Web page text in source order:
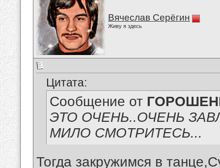
Вячеслав Серёгин
Живу я здесь
Цитата:
Сообщение от
ЭТО ОЧЕНЬ..ОЧЕНЬ
МИЛО СМОТРИТЕСЬ...
Тогда закружимся в